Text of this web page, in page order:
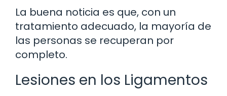
La buena noticia es que, con un
tratamiento adecuado, la mayoría de
las personas se recuperan por
completo.
Lesiones en los Ligamentos